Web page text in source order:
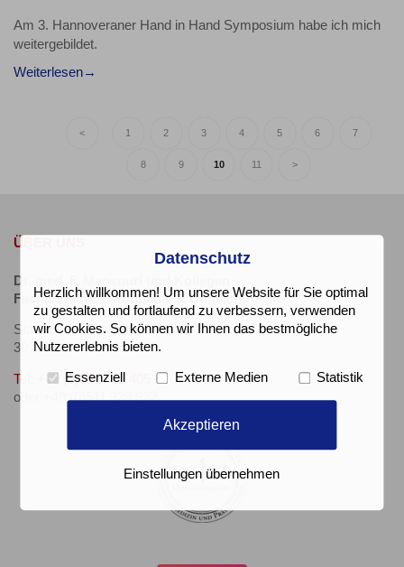
Am 3. Hannoveraner Hand in Hand Symposium habe ich mich
weitergebildet.
Weiterlesen
< 1 2 3 4 5 6 7
8 9 10 11 >
ÜBER UNS
Dr. med. F. Mansouri und Kollegen
Fachärzte für Orthopädie & Unfallchirurgie
Schillerstr. 34 (neben C&A)
30159 Hannover
Tel: +49 (0)511 322 405
oder +49 (0)511 323 822
Datenschutz
Herzlich willkommen! Um unsere Website für Sie optimal
zu gestalten und fortlaufend zu verbessern, verwenden
wir Cookies. So können wir Ihnen das bestmögliche
Nutzererlebnis bieten.
Essenziell Externe Medien Statistik
Akzeptieren
Einstellungen übernehmen